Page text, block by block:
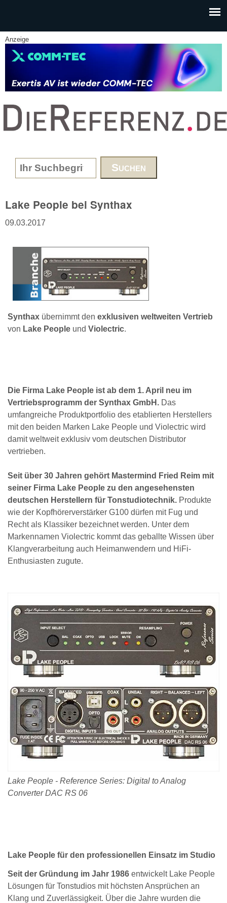
Anzeige
www.DieReferenz.de
Search form
Lake People bei Synthax
09.03.2017
Synthax übernimmt den exklusiven weltweiten Vertrieb
von Lake People und Violectric.
Die Firma Lake People ist ab dem 1. April neu im
Vertriebsprogramm der Synthax GmbH. Das
umfangreiche Produktportfolio des etablierten Herstellers
mit den beiden Marken Lake People und Violectric wird
damit weltweit exklusiv vom deutschen Distributor
vertrieben.
Seit über 30 Jahren gehört Mastermind Fried Reim mit
seiner Firma Lake People zu den angesehensten
deutschen Herstellern für Tonstudiotechnik. Produkte
wie der Kopfhörerverstärker G100 dürfen mit Fug und
Recht als Klassiker bezeichnet werden. Unter dem
Markennamen Violectric kommt das geballte Wissen über
Klangverarbeitung auch Heimanwendern und HiFi-
Enthusiasten zugute.
Lake People - Reference Series: Digital to Analog
Converter DAC RS 06
Lake People für den professionellen Einsatz im Studio
Seit der Gründung im Jahr 1986 entwickelt Lake People
Lösungen für Tonstudios mit höchsten Ansprüchen an
Klang und Zuverlässigkeit. Über die Jahre wurden die